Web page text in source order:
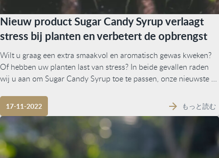
Nieuw product Sugar Candy Syrup verlaagt
stress bij planten en verbetert de opbrengst
Wilt u graag een extra smaakvol en aromatisch gewas kweken?
Of hebben uw planten last van stress? In beide gevallen raden
wij u aan om Sugar Candy Syrup toe te passen, onze nieuwste ...
17-11-2022 もっと読む